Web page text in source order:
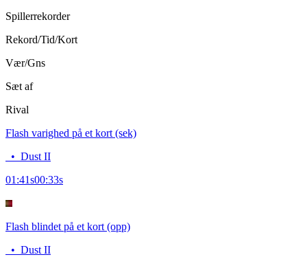
Spillerrekorder
Rekord/Tid/Kort
Vær/Gns
Sæt af
Rival
Flash varighed på et kort (sek)
• Dust II
01:41s00:33s
Flash blindet på et kort (opp)
• Dust II